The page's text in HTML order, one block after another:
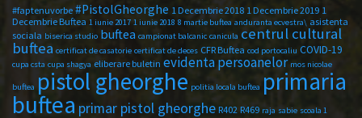
#faptenuvorbe #PistolGheorghe 1 Decembrie 2018 1 Decembrie 2019 1
Decembrie Buftea 1 iunie 2017 1 iunie 2018 8 martie buftea anduranta ecvestra\ asistenta
sociala biserica studio buftea campionat balcanic canicula centrul cultural
buftea certificat de casatorie certificat de deces CFR Buftea cod portocaliu COVID-19
cupa csta cupa shagya eliberare buletin evidenta persoanelor mos nicolae
buftea pistol gheorghe politia locala buftea primaria
buftea primar pistol gheorghe R402 R469 raja sabie scoala 1